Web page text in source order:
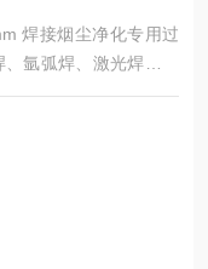
焊接烟尘净化专用过
氩弧焊、激光焊等工
度 660mm，采用高密
、安全稳定等特点，
用。